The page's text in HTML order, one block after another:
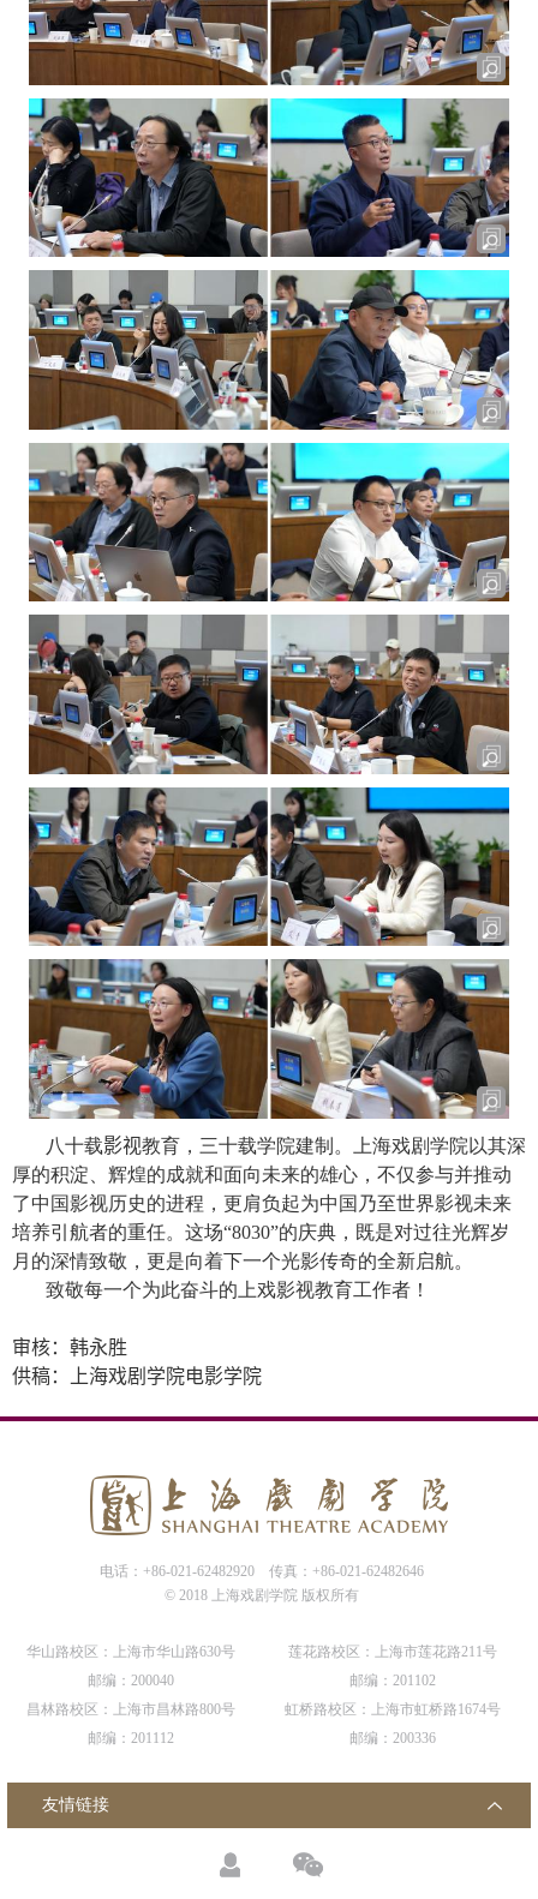
八十载影视教育，三十载学院建制。上海戏剧学院以其深
厚的积淀、辉煌的成就和面向未来的雄心，不仅参与并推动
了中国影视历史的进程，更肩负起为中国乃至世界影视未来
培养引航者的重任。这场“8030”的庆典，既是对过往光辉岁
月的深情致敬，更是向着下一个光影传奇的全新启航。
致敬每一个为此奋斗的上戏影视教育工作者！
审核：韩永胜
供稿：上海戏剧学院电影学院
电话：+86-021-62482920
传真：+86-021-62482646
© 2018 上海戏剧学院 版权所有
华山路校区：上海市华山路630号
邮编：200040
昌林路校区：上海市昌林路800号
邮编：201112
莲花路校区：上海市莲花路211号
邮编：201102
虹桥路校区：上海市虹桥路1674号
邮编：200336
友情链接